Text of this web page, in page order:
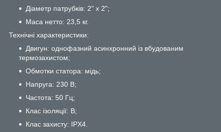
Діаметр патрубків: 2" x 2";
Маса нетто: 23,5 кг.
Технічні характеристики:
Двигун: однофазний асинхронний із вбудованим
термозахистом;
Обмотки статора: мідь;
Напруга: 230 В;
Частота: 50 Гц;
Клас ізоляції: B;
Клас захисту: IPX4.